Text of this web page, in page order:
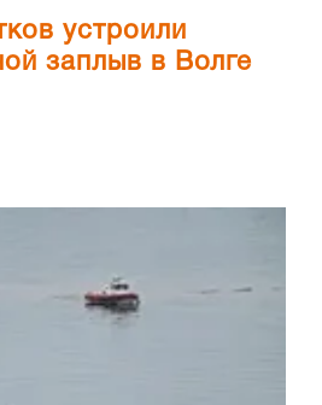
устроили
заплыв в Волге